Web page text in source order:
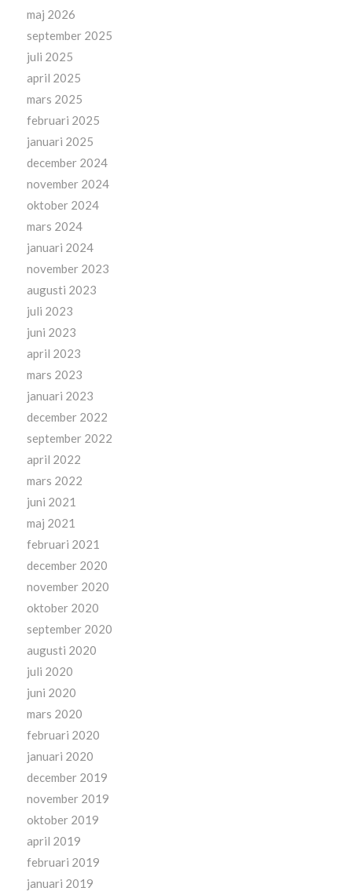
maj 2026
september 2025
juli 2025
april 2025
mars 2025
februari 2025
januari 2025
december 2024
november 2024
oktober 2024
mars 2024
januari 2024
november 2023
augusti 2023
juli 2023
juni 2023
april 2023
mars 2023
januari 2023
december 2022
september 2022
april 2022
mars 2022
juni 2021
maj 2021
februari 2021
december 2020
november 2020
oktober 2020
september 2020
augusti 2020
juli 2020
juni 2020
mars 2020
februari 2020
januari 2020
december 2019
november 2019
oktober 2019
april 2019
februari 2019
januari 2019